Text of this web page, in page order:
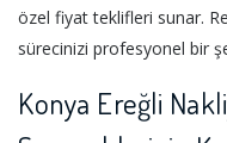
özel fiyat teklifleri sunar.
sürecinizi profesyonel bir
Konya Ereğli